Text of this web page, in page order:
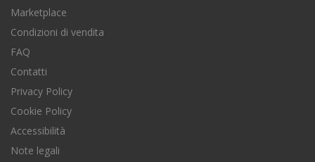
Marketplace
Condizioni di vendita
FAQ
Contatti
Privacy Policy
Cookie Policy
Accessibilità
Note legali